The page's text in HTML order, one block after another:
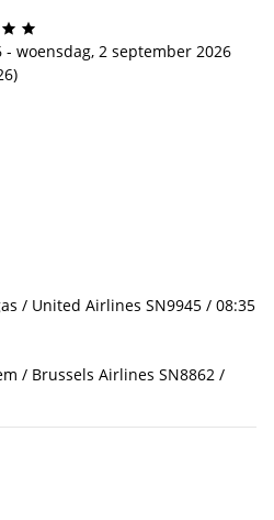
woensdag, 2 september 2026
/ United Airlines SN9945 / 08:35
/ Brussels Airlines SN8862 /